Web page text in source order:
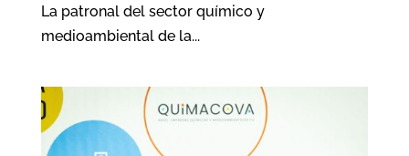
La patronal del sector químico y
medioambiental de la...